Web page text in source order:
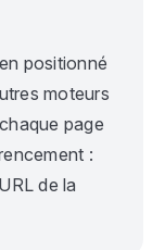
positionné
moteurs
page
:
de la